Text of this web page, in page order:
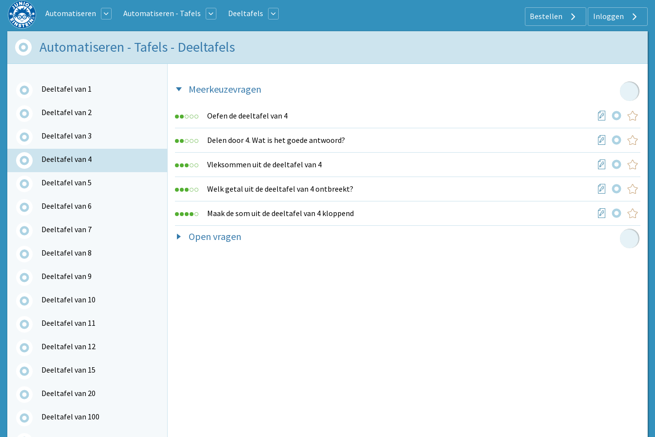
Automatiseren Automatiseren - Tafels Deeltafels Bestellen Inloggen
Automatiseren - Tafels - Deeltafels
Deeltafel van 1
Deeltafel van 2
Deeltafel van 3
Deeltafel van 4
Deeltafel van 5
Deeltafel van 6
Deeltafel van 7
Deeltafel van 8
Deeltafel van 9
Deeltafel van 10
Deeltafel van 11
Deeltafel van 12
Deeltafel van 15
Deeltafel van 20
Deeltafel van 100
Meerkeuzevragen
Oefen de deeltafel van 4
Delen door 4. Wat is het goede antwoord?
Vleksommen uit de deeltafel van 4
Welk getal uit de deeltafel van 4 ontbreekt?
Maak de som uit de deeltafel van 4 kloppend
Open vragen